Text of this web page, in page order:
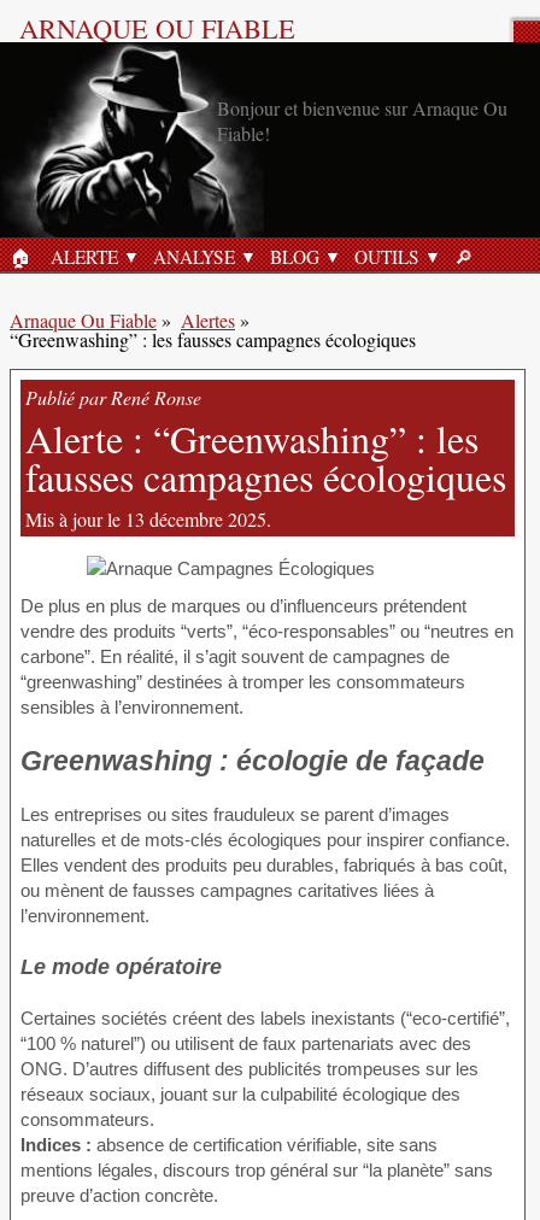
ARNAQUE OU FIABLE
Bonjour et bienvenue sur Arnaque Ou
Fiable!
ACCUEIL
🏠︎ ALERTE ANALYSE BLOG OUTILS 🔎︎
Arnaque Ou Fiable» Alertes»
“Greenwashing” : les fausses campagnes écologiques
Publié par René Ronse
Alerte : “Greenwashing” : les
fausses campagnes écologiques
Mis à jour le 13 décembre 2025.
De plus en plus de marques ou d’influenceurs prétendent
vendre des produits “verts”, “éco-responsables” ou “neutres en
carbone”. En réalité, il s’agit souvent de campagnes de
“greenwashing” destinées à tromper les consommateurs
sensibles à l’environnement.
Greenwashing : écologie de façade
Les entreprises ou sites frauduleux se parent d’images
naturelles et de mots-clés écologiques pour inspirer confiance.
Elles vendent des produits peu durables, fabriqués à bas coût,
ou mènent de fausses campagnes caritatives liées à
l’environnement.
Le mode opératoire
Certaines sociétés créent des labels inexistants (“eco-certifié”,
“100 % naturel”) ou utilisent de faux partenariats avec des
ONG. D’autres diffusent des publicités trompeuses sur les
réseaux sociaux, jouant sur la culpabilité écologique des
consommateurs.
Indices : absence de certification vérifiable, site sans
mentions légales, discours trop général sur “la planète” sans
preuve d’action concrète.